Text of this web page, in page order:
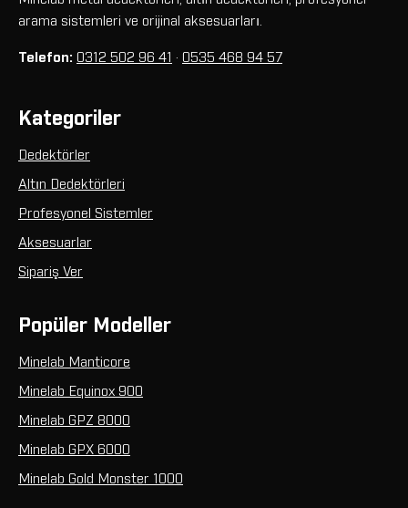
arama sistemleri ve orijinal aksesuarları.
Telefon: 0312 502 96 41 · 0535 468 94 57
Kategoriler
Dedektörler
Altın Dedektörleri
Profesyonel Sistemler
Aksesuarlar
Sipariş Ver
Popüler Modeller
Minelab Manticore
Minelab Equinox 900
Minelab GPZ 8000
Minelab GPX 6000
Minelab Gold Monster 1000